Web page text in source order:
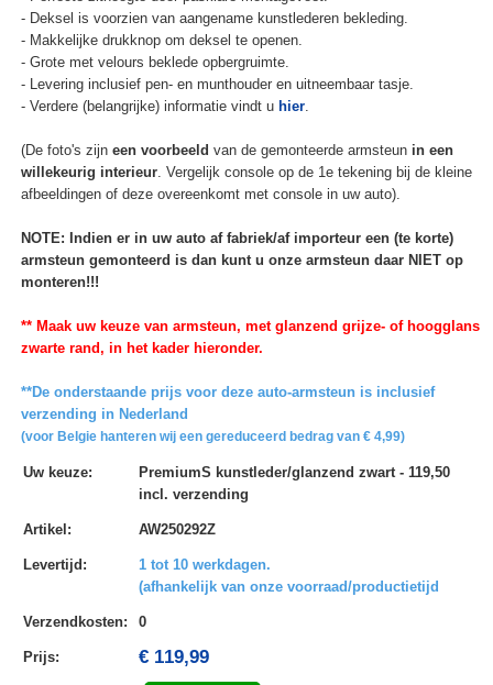
- Deksel is voorzien van aangename kunstlederen bekleding.
- Makkelijke drukknop om deksel te openen.
- Grote met velours beklede opbergruimte.
- Levering inclusief pen- en munthouder en uitneembaar tasje.
- Verdere (belangrijke) informatie vindt u hier.
(De foto's zijn een voorbeeld van de gemonteerde armsteun in een
willekeurig interieur. Vergelijk console op de 1e tekening bij de kleine
afbeeldingen of deze overeenkomt met console in uw auto).
NOTE: Indien er in uw auto af fabriek/af importeur een (te korte)
armsteun gemonteerd is dan kunt u onze armsteun daar NIET op
monteren!!!
** Maak uw keuze van armsteun, met glanzend grijze- of hoogglans
zwarte rand, in het kader hieronder.
**De onderstaande prijs voor deze auto-armsteun is inclusief
verzending in Nederland
(voor Belgie hanteren wij een gereduceerd bedrag van € 4,99)
Uw keuze:
PremiumS kunstleder/glanzend zwart - 119,50
incl. verzending
Artikel : AW250292Z
Levertijd :
1 tot 10 werkdagen.
(afhankelijk van onze voorraad/productietijd
Verzendkosten: 0
Prijs: € 119,99